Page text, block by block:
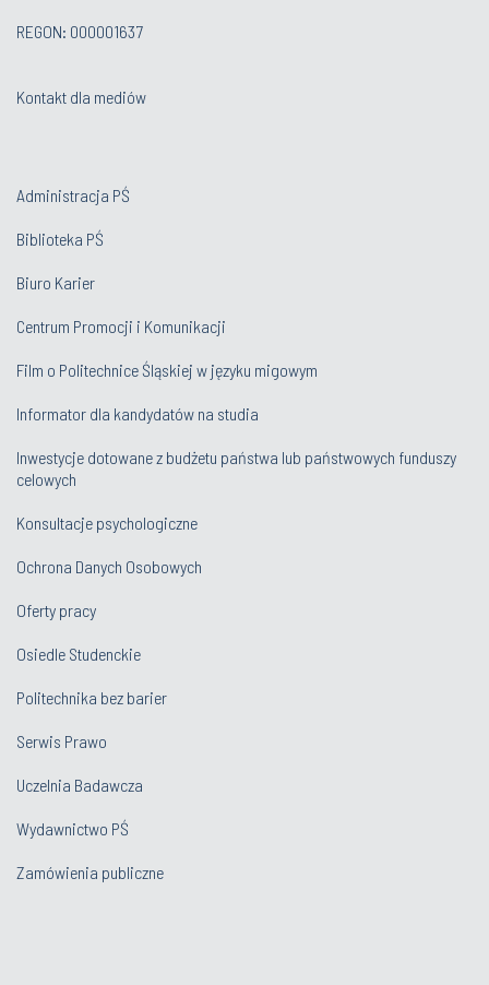
REGON: 000001637
Kontakt dla mediów
Administracja PŚ
Biblioteka PŚ
Biuro Karier
Centrum Promocji i Komunikacji
Film o Politechnice Śląskiej w języku migowym
Informator dla kandydatów na studia
Inwestycje dotowane z budżetu państwa lub państwowych funduszy
celowych
Konsultacje psychologiczne
Ochrona Danych Osobowych
Oferty pracy
Osiedle Studenckie
Politechnika bez barier
Serwis Prawo
Uczelnia Badawcza
Wydawnictwo PŚ
Zamówienia publiczne